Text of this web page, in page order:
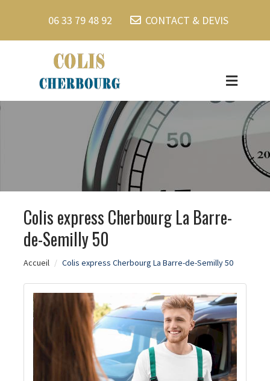
06 33 79 48 92 CONTACT & DEVIS
Colis express Cherbourg La Barre-
de-Semilly 50
Accueil Colis express Cherbourg La Barre-de-Semilly 50